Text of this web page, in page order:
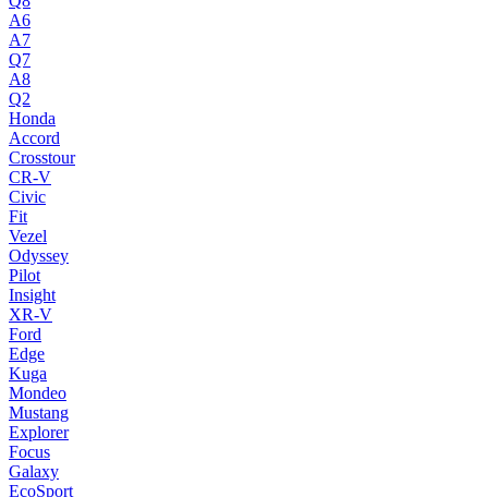
A6
A7
Q7
A8
Q2
Honda
Accord
Crosstour
CR-V
Civic
Fit
Vezel
Odyssey
Pilot
Insight
XR-V
Ford
Edge
Kuga
Mondeo
Mustang
Explorer
Focus
Galaxy
EcoSport